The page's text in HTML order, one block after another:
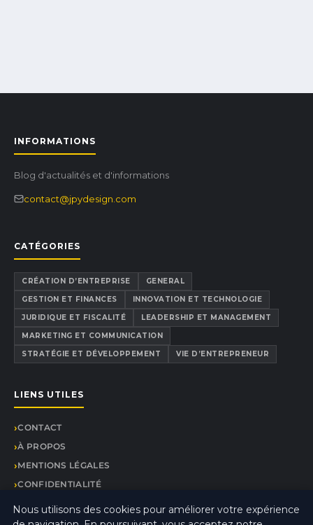
INFORMATIONS
Blog d'actualités et d'informations
contact@jpydesign.com
CATÉGORIES
CRÉATION D’ENTREPRISE
GENERAL
GESTION ET FINANCES
INNOVATION ET TECHNOLOGIE
JURIDIQUE ET FISCALITÉ
LEADERSHIP ET MANAGEMENT
MARKETING ET COMMUNICATION
STRATÉGIE ET DÉVELOPPEMENT
VIE D’ENTREPRENEUR
LIENS UTILES
CONTACT
À PROPOS
MENTIONS LÉGALES
CONFIDENTIALITÉ
PLAN DU SITE
Nous utilisons des cookies pour améliorer votre expérience